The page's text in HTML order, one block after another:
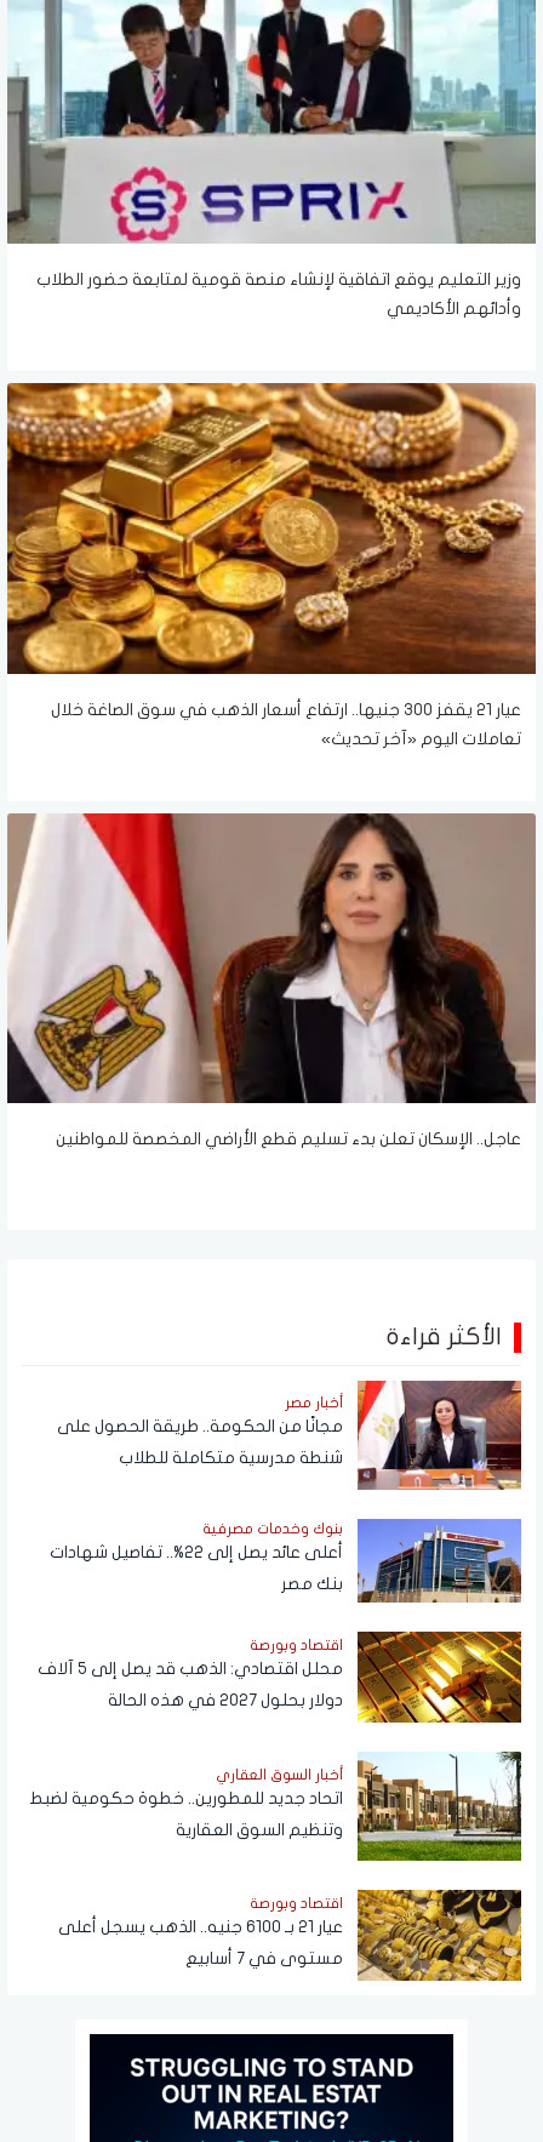
وزير التعليم يوقع اتفاقية لإنشاء منصة قومية لمتابعة حضور الطلاب
وأدائهم الأكاديمي
عيار 21 يقفز 300 جنيها.. ارتفاع أسعار الذهب في سوق الصاغة خلال
تعاملات اليوم «آخر تحديث»
عاجل.. الإسكان تعلن بدء تسليم قطع الأراضي المخصصة للمواطنين
الأكثر قراءة
أخبار مصر
مجانًا من الحكومة.. طريقة الحصول على
شنطة مدرسية متكاملة للطلاب
بنوك وخدمات مصرفية
أعلى عائد يصل إلى 22%.. تفاصيل شهادات
بنك مصر
اقتصاد وبورصة
محلل اقتصادي: الذهب قد يصل إلى 5 آلاف
دولار بحلول 2027 في هذه الحالة
أخبار السوق العقاري
اتحاد جديد للمطورين.. خطوة حكومية لضبط
وتنظيم السوق العقارية
اقتصاد وبورصة
عيار 21 بـ 6100 جنيه.. الذهب يسجل أعلى
مستوى في 7 أسابيع